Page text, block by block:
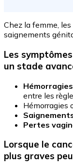
Chez la femme,
saignements
Les
un stade
Hémorragies
entre les
Hémorragies
Pertes
Lorsque le
plus graves